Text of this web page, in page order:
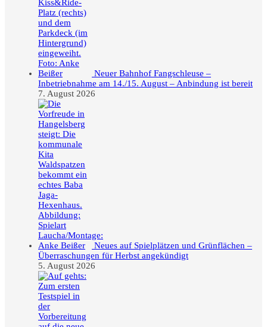
Neuer Bahnhof Fangschleuse –
Inbetriebnahme am 14./15. August – Anbindung ist bereit
7. August 2026
Neues auf Spielplätzen und Grünflächen –
Überraschungen für Herbst angekündigt
5. August 2026